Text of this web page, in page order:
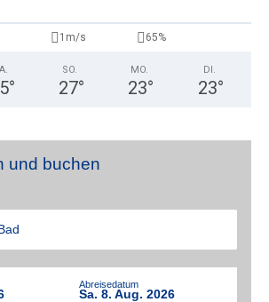
1m/s 65%
°
SO.
27°
MO.
23°
DI.
23°
und buchen
Abreisedatum
Sa. 8. Aug. 2026